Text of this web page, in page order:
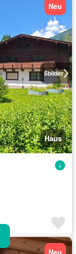
5bilder
Neu
Haus
Neu